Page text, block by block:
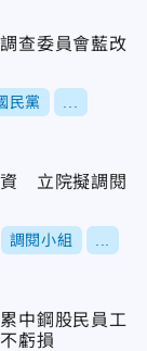
查委員會藍改
民黨
資 立院擬調閱
調閱小組
中鋼股民員工
虧損